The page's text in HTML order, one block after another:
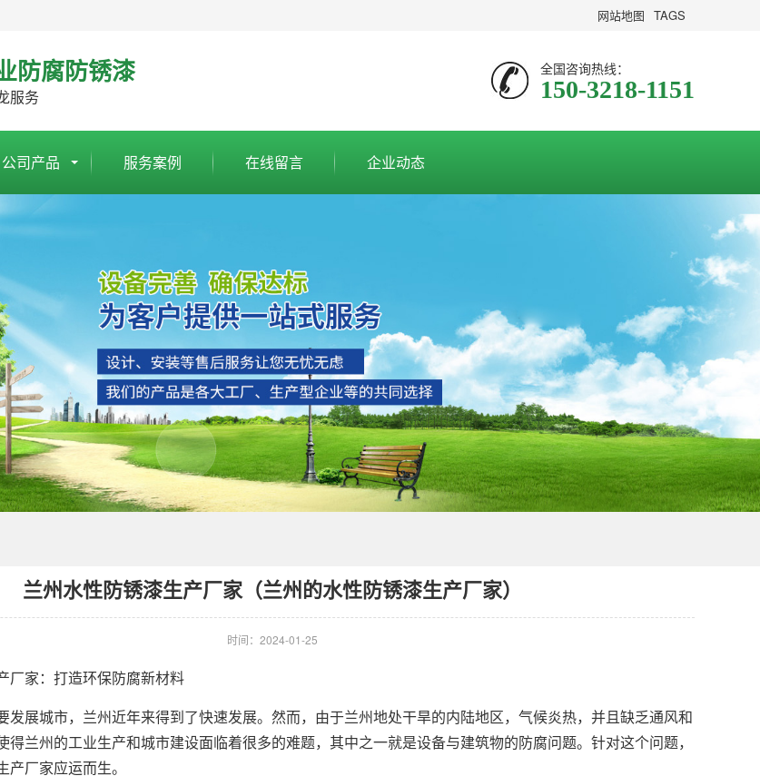
网站地图 TAGS
防腐防锈漆
服务
全国咨询热线：
150-3218-1151
公司产品 服务案例 在线留言 企业动态
兰州水性防锈漆生产厂家（兰州的水性防锈漆生产厂家）
时间：2024-01-25
家：打造环保防腐新材料
展城市，兰州近年来得到了快速发展。然而，由于兰州地处干旱的内陆地区，气候炎热，并且缺乏通风和
得兰州的工业生产和城市建设面临着很多的难题，其中之一就是设备与建筑物的防腐问题。针对这个问题，
厂家应运而生。